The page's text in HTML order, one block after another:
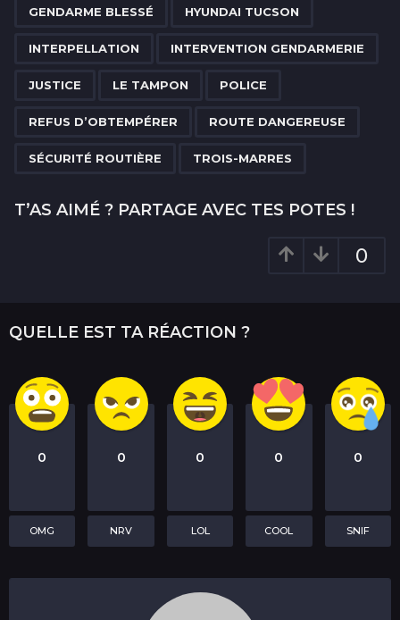
GENDARME BLESSÉ HYUNDAI TUCSON
INTERPELLATION INTERVENTION GENDARMERIE
JUSTICE LE TAMPON POLICE
REFUS D’OBTEMPÉRER ROUTE DANGEREUSE
SÉCURITÉ ROUTIÈRE TROIS-MARRES
T’AS AIMÉ ? PARTAGE AVEC TES POTES !
0
QUELLE EST TA RÉACTION ?
0
OMG
0
NRV
0
LOL
0
COOL
0
SNIF